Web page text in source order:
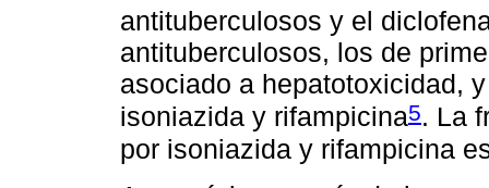
antituberculosos y el
antituberculosos, los de
asociado a hepatotoxicidad,
isoniazida y rifampicina5. La
por isoniazida y rifampicina